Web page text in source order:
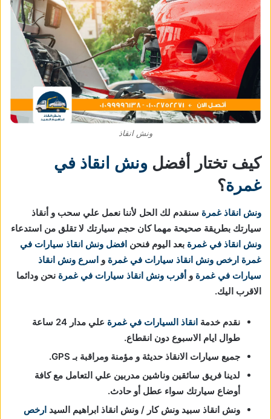
ونش انقاذ
كيف تختار أفضل ونش انقاذ في
غمرة؟
ونش انقاذ غمرة سنقدم لك الحل لأننا نعمل علي سحب و أنقاذ
سيارتك بطريقة صحيحة مهما كان حجم سيارتك لا تقلق من استدعاء
ونش انقاذ في غمرة بعد اليوم فنحن افضل ونش انقاذ سيارات في
غمرة ارخص ونش انقاذ سيارات في غمرة و اسرع ونش انقاذ
سيارات في غمرة و أقرب ونش انقاذ سيارات في غمرة نحن ودائما
الاقرب اليك.
نقدم خدمة انقاذ السيارات في غمرة
علي مدار 24 ساعة
طوال ايام الاسبوع دون انقطاع.
جميع سيارات الانقاذ حديثة و مؤمنة ومراقبة بـ GPS.
لدينا فريق سائقين وناشين مدربين علي التعامل مع كافة
أوضاع سيارتك سواء عطل أو حادث.
ونش انقاذ سبيد ونش كار / ونش انقاذ ابراهيم السيد ارخص